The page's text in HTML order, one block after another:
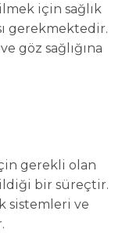
için sağlık
gerekmektedir.
göz sağlığına
gerekli olan
bir süreçtir.
sistemleri ve